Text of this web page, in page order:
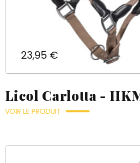
Prix
23,95 €
Licol Carlotta -
VOIR LE PRODUIT